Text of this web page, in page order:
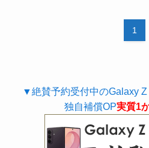
1
▼絶賛予約受付中のGalaxy Z
独自補償OP実質1